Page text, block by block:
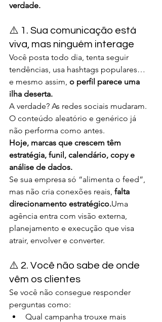
verdade.
⚠️ 1. Sua comunicação está
viva, mas ninguém interage
Você posta todo dia, tenta seguir
tendências, usa hashtags populares…
e mesmo assim, o perfil parece uma
ilha deserta.
A verdade? As redes sociais mudaram.
O conteúdo aleatório e genérico já
não performa como antes.
Hoje, marcas que crescem têm
estratégia, funil, calendário, copy e
análise de dados.
Se sua empresa só “alimenta o feed”,
mas não cria conexões reais, falta
direcionamento estratégico.Uma
agência entra com visão externa,
planejamento e execução que visa
atrair, envolver e converter.
⚠️ 2. Você não sabe de onde
vêm os clientes
Se você não consegue responder
perguntas como:
Qual campanha trouxe mais